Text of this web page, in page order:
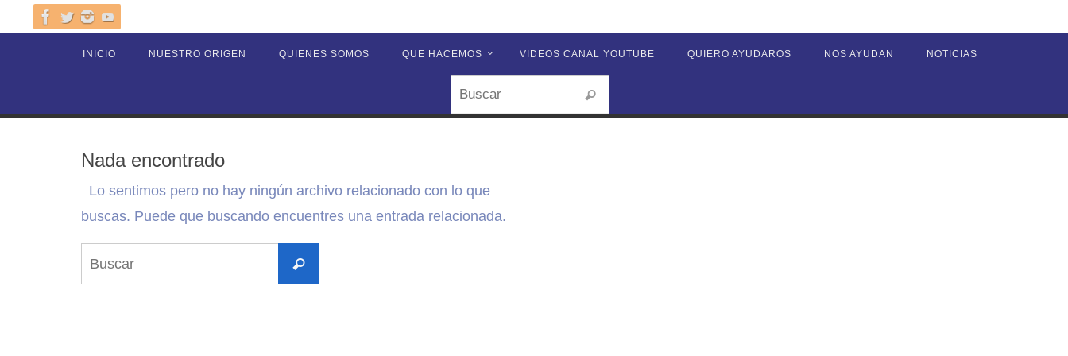
al
INICIO NUESTRO ORIGEN QUIENES SOMOS QUE HACEMOS VIDEOS CANAL YOUTUBE QUIERO AYUDAROS NOS AYUDAN NOTICIAS
Buscar
Nada encontrado
Lo sentimos pero no hay ningún archivo relacionado con lo que
buscas. Puede que buscando encuentres una entrada relacionada.
Buscar